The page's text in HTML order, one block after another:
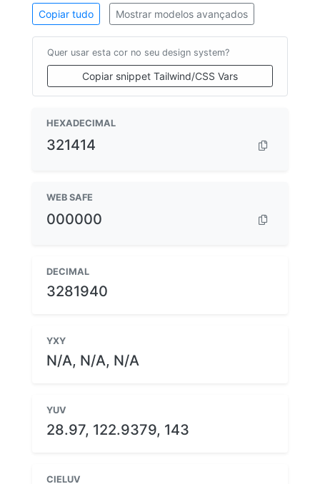
Copiar tudo Mostrar modelos avançados
Quer usar esta cor no seu design system?
Copiar snippet Tailwind/CSS Vars
HEXADECIMAL
321414
WEB SAFE
000000
DECIMAL
3281940
YXY
N/A, N/A, N/A
YUV
28.97, 122.9379, 143
CIELUV